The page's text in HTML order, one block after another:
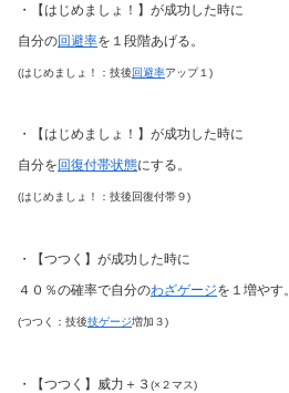
・【はじめましょ！】が成功した時に
自分の回避率を１段階あげる。
(はじめましょ！：技後 回避率アップ１)
・【はじめましょ！】が成功した時に
自分を 回復付帯状態にする。
(はじめましょ！：技後回復付帯９)
・【つつく】が成功した時に
４０％の確率で自分のわざゲージを１増やす。
(つつく：技後技ゲージ増加３)
・【つつく】威力＋３ (×２マス)